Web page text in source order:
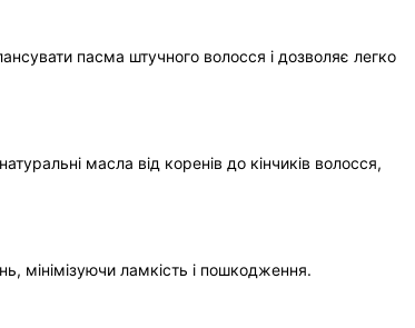
пасма штучного волосся і дозволяє легко
масла від коренів до кінчиків волосся,
мінімізуючи ламкість і пошкодження.